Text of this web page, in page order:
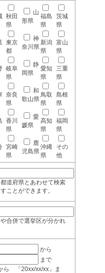
秋田
県
山
形県
福島
県
茨城
県
東京
都
神
奈川県
新潟
県
富山
県
岐阜
県
静
岡県
愛知
県
三重
県
奈良
県
和
歌山県
鳥取
県
島根
県
香川
県
愛
媛県
高知
県
福岡
県
宮崎
県
鹿
児島県
沖縄
県
その
他
道府県とあわせて検索
ことができます。
合併で選挙区が分かれ
から
まで
「20xx/xx/xx」ま